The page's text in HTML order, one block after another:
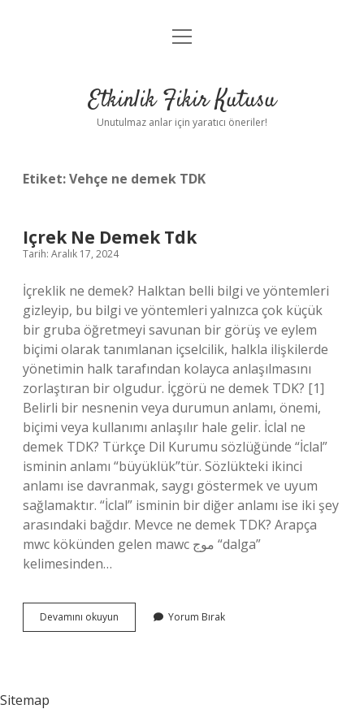
Anasayfa
Yasal Uyarı
menüyü
Etkinlik Fikir Kutusu
Unutulmaz anlar için yaratıcı öneriler!
Etiket:Vehçe ne demek TDK
Içrek Ne Demek Tdk
Tarih: Aralık 17, 2024
İçreklik ne demek? Halktan belli bilgi ve yöntemleri
gizleyip, bu bilgi ve yöntemleri yalnızca çok küçük
bir gruba öğretmeyi savunan bir görüş ve eylem
biçimi olarak tanımlanan içselcilik, halkla ilişkilerde
yönetimin halk tarafından kolayca anlaşılmasını
zorlaştıran bir olgudur. İçgörü ne demek TDK? [1]
Belirli bir nesnenin veya durumun anlamı, önemi,
biçimi veya kullanımı anlaşılır hale gelir. İclal ne
demek TDK? Türkçe Dil Kurumu sözlüğünde “İclal”
isminin anlamı “büyüklük”tür. Sözlükteki ikinci
anlamı ise davranmak, saygı göstermek ve uyum
sağlamaktır. “İclal” isminin bir diğer anlamı ise iki şey
arasındaki bağdır. Mevce ne demek TDK? Arapça
mwc kökünden gelen mawc موج “dalga”
kelimesinden…
Devamını okuyun
Ne
Yorum Bırak
Sitemap